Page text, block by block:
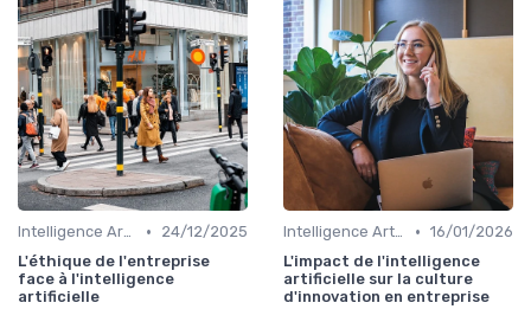
Intelligence Artificielle & stratégie •
24/12/2025
L'éthique de l'entreprise
face à l'intelligence
artificielle
Intelligence Artificielle & stratégie • 16/01/2026
L'impact de l'intelligence
artificielle sur la culture
d'innovation en entreprise